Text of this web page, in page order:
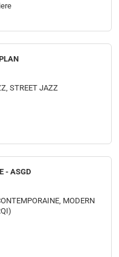
STREET JAZZ
- ASGD
MODERN